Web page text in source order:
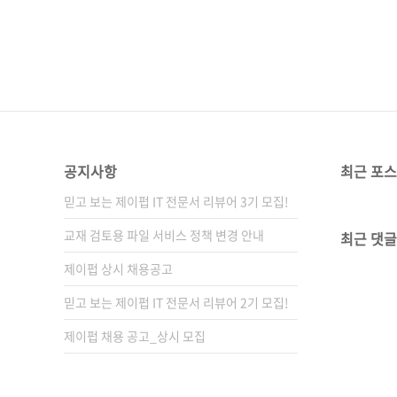
공지사항
믿고 보는 제이펍 IT 전문서 리뷰어 3기 모집!
교재 검토용 파일 서비스 정책 변경 안내
제이펍 상시 채용공고
믿고 보는 제이펍 IT 전문서 리뷰어 2기 모집!
제이펍 채용 공고_상시 모집
최근 포
최근 댓글